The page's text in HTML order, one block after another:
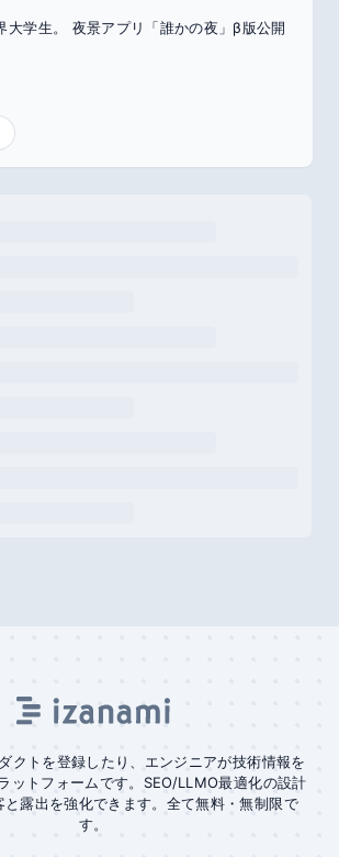
大学生。 夜景アプリ「誰かの夜」β版公開
クトを登録したり、エンジニアが技術情報を
ットフォームです。SEO/LLMO最適化の設計
と露出を強化できます。全て無料・無制限で
す。